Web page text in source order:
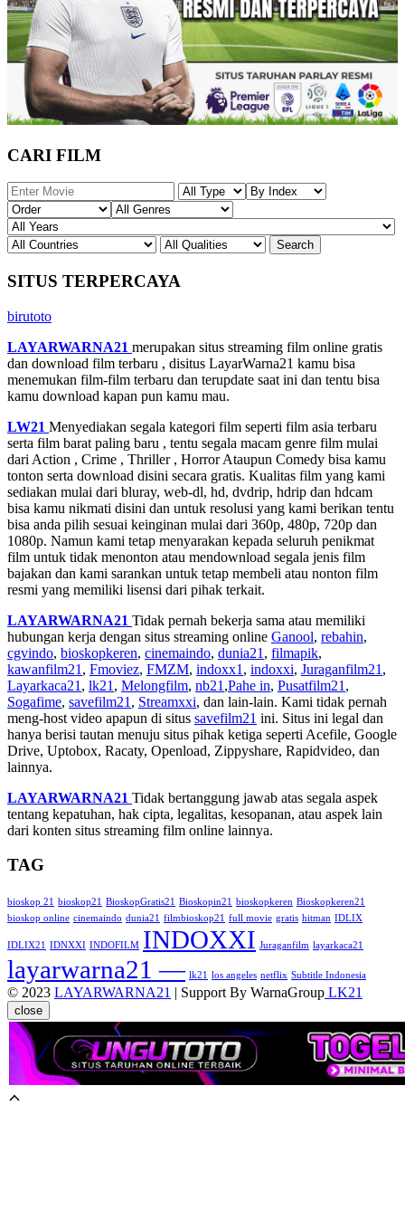
CARI FILM
SITUS TERPERCAYA
birutoto
LAYARWARNA21 merupakan situs streaming film online gratis
dan download film terbaru , disitus LayarWarna21 kamu bisa
menemukan film-film terbaru dan terupdate saat ini dan tentu bisa
kamu download kapan pun kamu mau.
LW21 Menyediakan segala kategori film seperti film asia terbaru
serta film barat paling baru , tentu segala macam genre film mulai
dari Action , Crime , Thriller , Horror Ataupun Comedy bisa kamu
tonton serta download disini secara gratis. Kualitas film yang kami
sediakan mulai dari bluray, web-dl, hd, dvdrip, hdrip dan hdcam
bisa kamu nikmati disini dan untuk resolusi yang kami berikan tentu
bisa anda pilih sesuai keinginan mulai dari 360p, 480p, 720p dan
1080p. Namun kami tetap menyarakan kepada seluruh penikmat
film untuk tidak menonton atau mendownload segala jenis film
bajakan dan kami sarankan untuk tetap membeli atau nonton film
resmi yang memiliki lisensi dari pihak terkait.
LAYARWARNA21 Tidak pernah bekerja sama atau memiliki
hubungan kerja dengan situs streaming online Ganool, rebahin,
cgvindo, bioskopkeren, cinemaindo, dunia21 , filmapik,
kawanfilm21 , Fmoviez, FMZM, indoxx1 , indoxxi, Juraganfilm21 ,
Layarkaca21 , lk21 , Melongfilm, nb21 ,Pahe in, Pusatfilm21 ,
Sogafime, savefilm21 , Streamxxi, dan lain-lain. Kami tidak pernah
meng-host video apapun di situs savefilm21 ini. Situs ini legal dan
hanya berisi tautan menuju situs pihak ketiga seperti Acefile, Google
Drive, Uptobox, Racaty, Openload, Zippyshare, Rapidvideo, dan
lainnya.
LAYARWARNA21 Tidak bertanggung jawab atas segala aspek
tentang kepatuhan, hak cipta, legalitas, kesopanan, atau aspek lain
dari konten situs streaming film online lainnya.
TAG
bioskop 21 bioskop21 BioskopGratis21 Bioskopin21 bioskopkeren Bioskopkeren21
bioskop online cinemaindo dunia21 filmbioskop21 full movie gratis hitman IDLIX
IDLIX21 IDNXXI INDOFILM INDOXXI Juraganfilm layarkaca21
layarwarna21 — lk21 los angeles netflix Subtitle Indonesia
© 2023 LAYARWARNA21 | Support By WarnaGroup LK21
close